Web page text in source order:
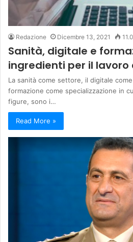
Redazione Dicembre 13, 2021
Sanità, digitale e
ingredienti per il lavoro
La sanità come settore, il digitale
formazione come specializzazione in
figure, sono i…
Read More »